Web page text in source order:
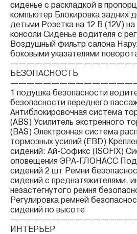
сиденье с раскладкой в
компьютер Блокировка задних
детьми Розетка на 12 В (12V) на
консоли Сиденье водителя с
Воздушный фильтр салона
боковыми указателями
БЕЗОПАСНОСТЬ
1 подушка безопасности
безопасности переднего
Антиблокировочная система
(ABS) Усилитель экстренного
(BAS) Электронная система
тормозных усилий (EBD)
сидений: Ай-Софикс (ISOFIX)
оповещения ЭРА-ГЛОНАСС
сидений 2 шт Ремни
сидений с преднатяжителями,
незастегнутого ремня
Регулировка ремней
сидений по высоте
ИНТЕРЬЕР